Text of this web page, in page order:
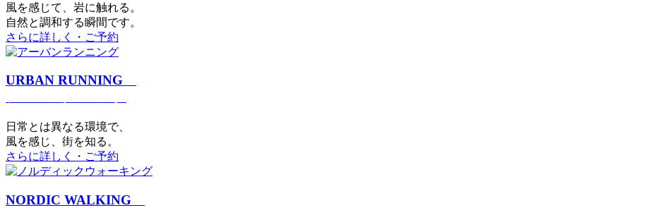
⾵を感じて、岩に触れる。
⾃然と調和する瞬間です。
さらに詳しく・ご予約
URBAN RUNNING
日常とは異なる環境で、
風を感じ、街を知る。
さらに詳しく・ご予約
NORDIC WALKING